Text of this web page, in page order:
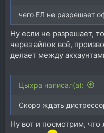
чего ЕЛ не разрешает
Ну если не разрешает,
через айлок всё,
делает между
Цыхра написал(а):
Скоро ждать
Ну вот и посмотрим,